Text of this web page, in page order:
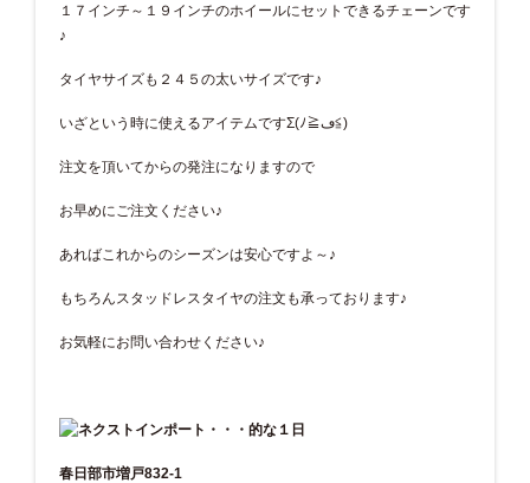
１７インチ～１９インチのホイールにセットできるチェーンです
♪
タイヤサイズも２４５の太いサイズです♪
いざという時に使えるアイテムですΣ(ﾉ≧ڡ≦)
注文を頂いてからの発注になりますので
お早めにご注文ください♪
あればこれからのシーズンは安心ですよ～♪
もちろんスタッドレスタイヤの注文も承っております♪
お気軽にお問い合わせください♪
春日部市増戸832-1